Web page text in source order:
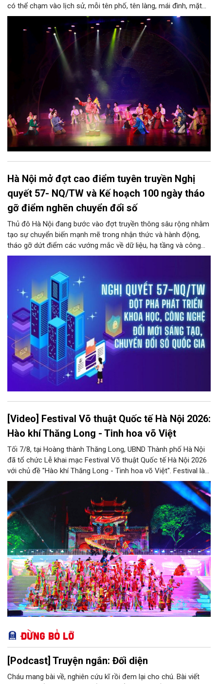
có thể chạm vào lịch sử, mỗi tên phố, tên làng, mái đình, mặt
hồ, nếp nhà, câu hát, món ăn, làn điệu, nghề thủ công đều có
thể kể một câu chuyện về chiều sâu văn hiến của dân tộc.
Nhưng trong kỷ nguyên mới, câu hỏi đặt ra không chỉ Hà Nội có
bao nhiêu di sản, bao nhiêu văn nghệ sĩ, trí thức, không gian ký
ức, mà là làm thế nào để những giá trị ấy trở thành nguồn lực
phát triển, thành sức mạnh mềm, thành động lực sáng tạo,
thành năng lực cạnh tranh của Thủ đô.
Hà Nội mở đợt cao điểm tuyên truyền Nghị
quyết 57- NQ/TW và Kế hoạch 100 ngày tháo
gỡ điểm nghẽn chuyển đổi số
Thủ đô Hà Nội đang bước vào đợt truyền thông sâu rộng nhằm
tạo sự chuyển biến mạnh mẽ trong nhận thức và hành động,
tháo gỡ dứt điểm các vướng mắc về dữ liệu, hạ tầng và công
nghệ trong hệ thống chính trị.
[Video] Festival Võ thuật Quốc tế Hà Nội 2026:
Hào khí Thăng Long - Tinh hoa võ Việt
Tối 7/8, tại Hoàng thành Thăng Long, UBND Thành phố Hà Nội
đã tổ chức Lễ khai mạc Festival Võ thuật Quốc tế Hà Nội 2026
với chủ đề "Hào khí Thăng Long - Tinh hoa võ Việt". Festival là
nơi hội tụ tinh hoa võ thuật trong nước và quốc tế, giới thiệu
đến bạn bè thế giới tinh thần thượng võ, bản sắc văn hóa Việt
Nam, đồng thời hình thành và phát triển du lịch, công nghiệp
văn hóa Thủ đô trong giai đoạn mới.
Đừng bỏ lỡ
[Podcast] Truyện ngắn: Đối diện
Cháu mang bài về, nghiên cứu kĩ rồi đem lại cho chú. Bài viết